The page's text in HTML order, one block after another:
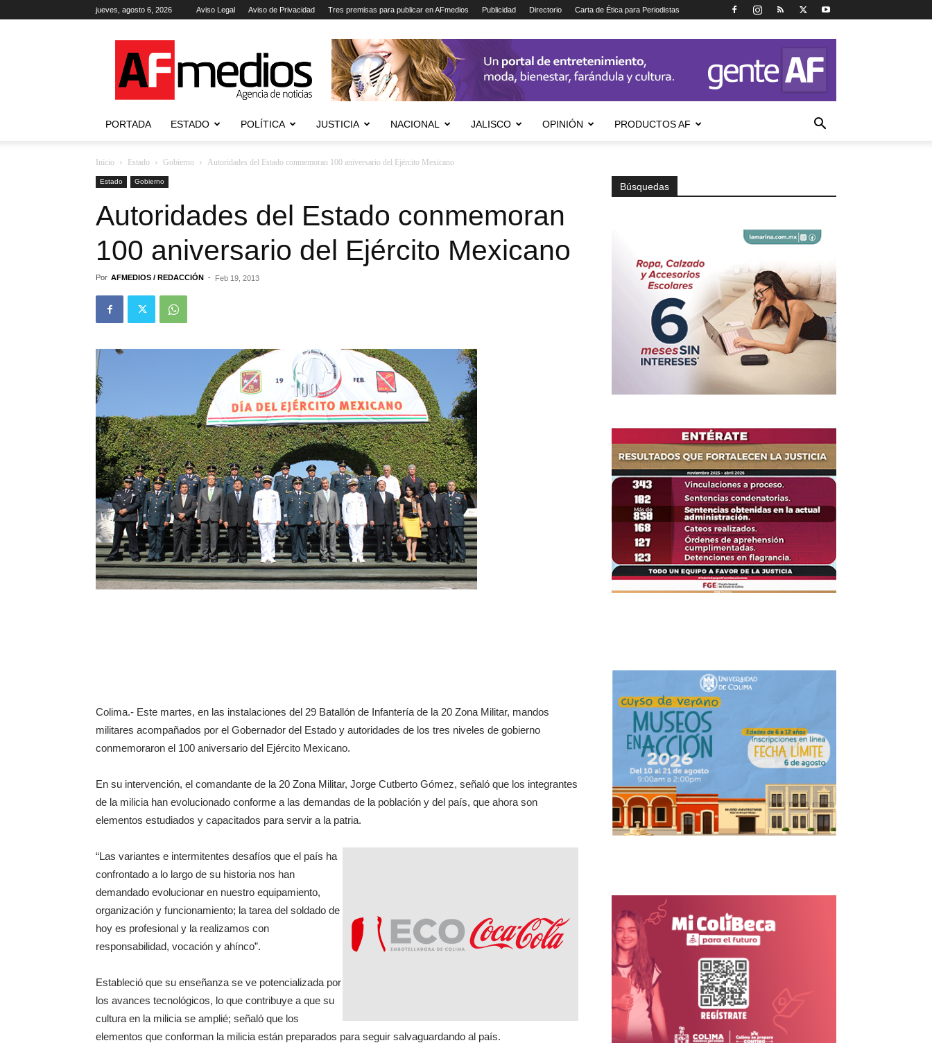
jueves, agosto 6, 2026 Aviso Legal Aviso de Privacidad Tres premisas para publicar en AFmedios Publicidad Directorio Carta de Ética para Periodistas
Agencia
de
Noticias
PORTADA ESTADO POLÍTICA JUSTICIA NACIONAL JALISCO OPINIÓN PRODUCTOS AF
Inicio Estado Gobierno Autoridades del Estado conmemoran 100 aniversario del Ejército Mexicano
Estado Gobierno
Autoridades del Estado conmemoran
100 aniversario del Ejército Mexicano
Por AFMEDIOS / REDACCIÓN - Feb 19, 2013
Colima.- Este martes, en las instalaciones del 29 Batallón de Infantería de la 20 Zona Militar, mandos
militares acompañados por el Gobernador del Estado y autoridades de los tres niveles de gobierno
conmemoraron el 100 aniversario del Ejército Mexicano.
En su intervención, el comandante de la 20 Zona Militar, Jorge Cutberto Gómez, señaló que los integrantes
de la milicia han evolucionado conforme a las demandas de la población y del país, que ahora son
elementos estudiados y capacitados para servir a la patria.
“Las variantes e intermitentes desafíos que el país ha
confrontado a lo largo de su historia nos han
demandado evolucionar en nuestro equipamiento,
organización y funcionamiento; la tarea del soldado de
hoy es profesional y la realizamos con
responsabilidad, vocación y ahínco”.
Estableció que su enseñanza se ve potencializada por
los avances tecnológicos, lo que contribuye a que su
cultura en la milicia se amplié; señaló que los
elementos que conforman la milicia están preparados para seguir salvaguardando al país.
Búsquedas